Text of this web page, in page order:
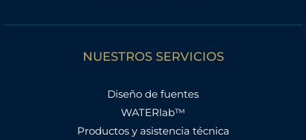
NUESTROS SERVICIOS
Diseño de fuentes
WATERlab™
Productos y asistencia técnica